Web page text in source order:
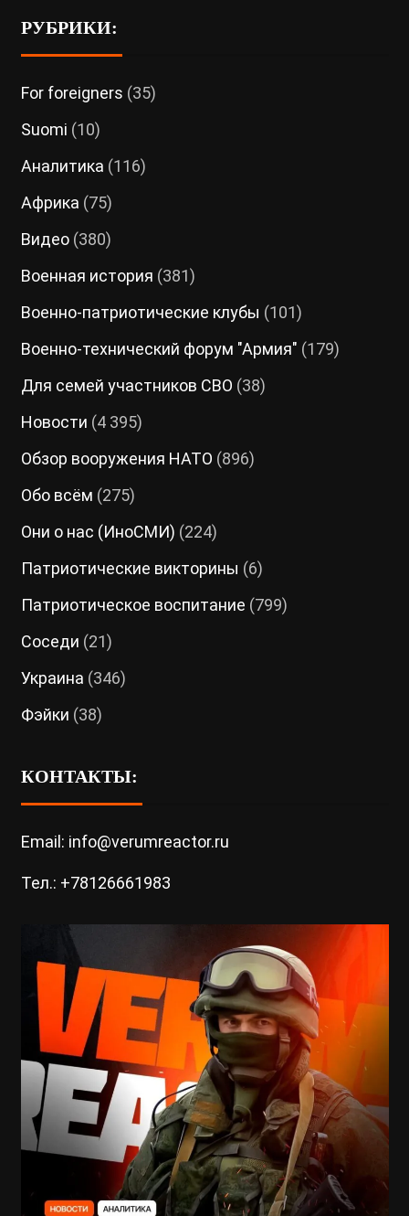
РУБРИКИ:
For foreigners (35)
Suomi (10)
Аналитика (116)
Африка (75)
Видео(380)
Военная история (381)
Военно-патриотические клубы (101)
Военно-технический форум "Армия" (179)
Для семей участников СВО (38)
Новости (4 395)
Обзор вооружения НАТО (896)
Обо всём (275)
Они о нас (ИноСМИ) (224)
Патриотические викторины (6)
Патриотическое воспитание (799)
Соседи (21)
Украина (346)
Фэйки (38)
КОНТАКТЫ:
Email: info@verumreactor.ru
Тел.: +78126661983